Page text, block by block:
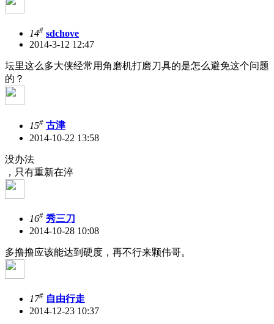
14# sdchove
2014-3-12 12:47
坛里这么多大侠经常用角磨机打磨刀具的是怎么避免这个问题
的？
15# 古津
2014-10-22 13:58
没办法
，只有重新在淬
16# 秀三刀
2014-10-28 10:08
多撸撸应该能达到硬度，再不行来颗伟哥。
17# 自由行走
2014-12-23 10:37